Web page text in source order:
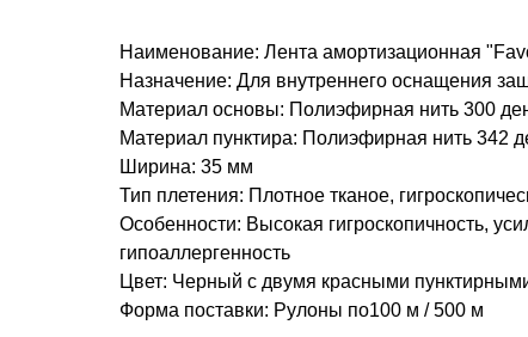
Наименование: Лента амортизационная
Назначение: Для внутреннего оснащения
Материал основы: Полиэфирная нить 300
Материал пунктира: Полиэфирная нить 342
Ширина: 35 мм
Тип плетения: Плотное тканое,
Особенности: Высокая гигроскопичность,
гипоаллергенность
Цвет: Черный с двумя красными
Форма поставки: Рулоны по100 м / 500 м